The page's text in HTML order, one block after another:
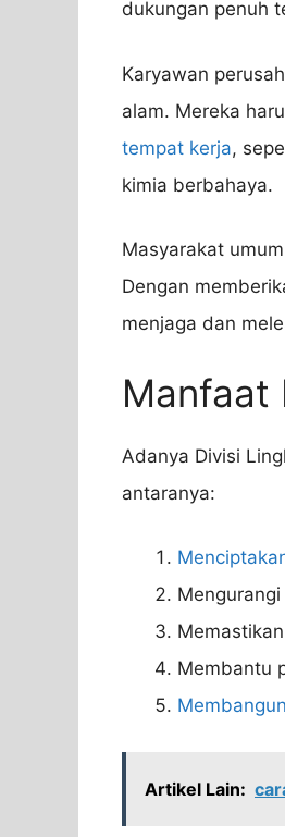
dukungan penuh
Karyawan
alam. Mereka
tempat kerja,
kimia berbahaya.
Masyarakat
Dengan
menjaga dan
Manfaat
Adanya Divisi
antaranya:
Membantu
Artikel Lain: